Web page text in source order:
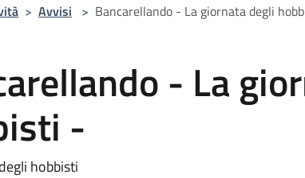
> Avvisi > Bancarellando - La giornata degli
- La
-
hobbisti